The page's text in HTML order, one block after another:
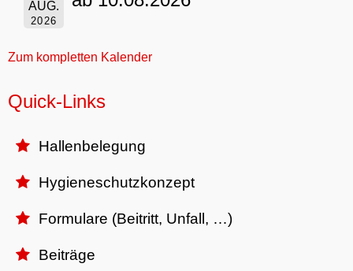
AUG.
2026
Zum kompletten Kalender
Quick-Links
 Hallenbelegung
 Hygieneschutzkonzept
 Formulare (Beitritt, Unfall, …)
 Beiträge